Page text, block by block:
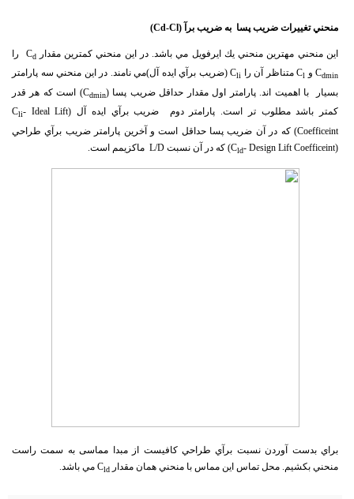
منحني تغييرات ضريب پسا به ضريب برآ (Cd-Cl
)
اين منحني مهترين منحني يك ايرفويل مي باشد. در اين منحني كمترين مقدار Cd
را
Cdmin و C l متناظر آن را C li
(ضريب برآي ايده آل)مي نامند. در اين منحني سه پارامتر
بسيار با اهميت اند. پارامتر اول مقدار حداقل ضريب پسا (Cdmin
) است كه هر قدر
كمتر باشد مطلوب تر است. پارامتر دوم ضريب برآي ايده آل (C
li- Ideal Lift
Coefficeint) كه در آن ضريب پسا حداقل است و آخرين پارامتر ضريب برآي طراحي
(C
ld- Design Lift Coefficeint) كه در آن نسبت L/D ماكزيمم است.
براي بدست آوردن نسبت برآي طراحي كافيست از مبدا مماسی به سمت راست
منحني بكشيم. محل تماس اين مماس با منحني همان مقدار C ld مي باشد.